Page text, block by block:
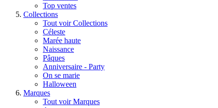
Top ventes
Collections
Tout voir Collections
Céleste
Marée haute
Naissance
Pâques
Anniversaire - Party
On se marie
Halloween
Marques
Tout voir Marques